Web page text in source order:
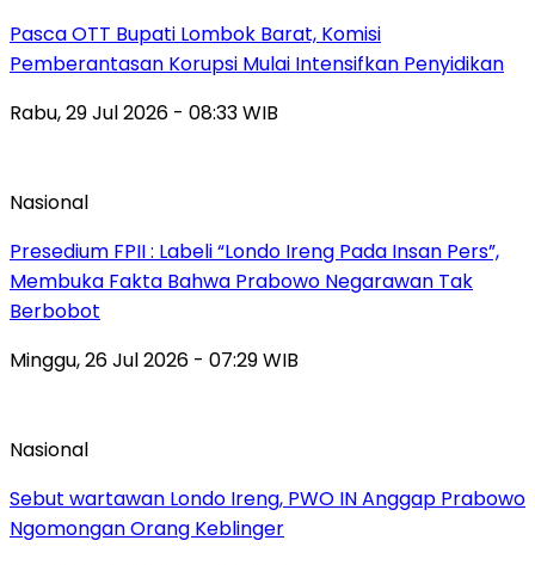
Pasca OTT Bupati Lombok Barat, Komisi
Pemberantasan Korupsi Mulai Intensifkan Penyidikan
Rabu, 29 Jul 2026 - 08:33 WIB
Nasional
Presedium FPII : Labeli “Londo Ireng Pada Insan Pers”,
Membuka Fakta Bahwa Prabowo Negarawan Tak
Berbobot
Minggu, 26 Jul 2026 - 07:29 WIB
Nasional
Sebut wartawan Londo Ireng, PWO IN Anggap Prabowo
Ngomongan Orang Keblinger